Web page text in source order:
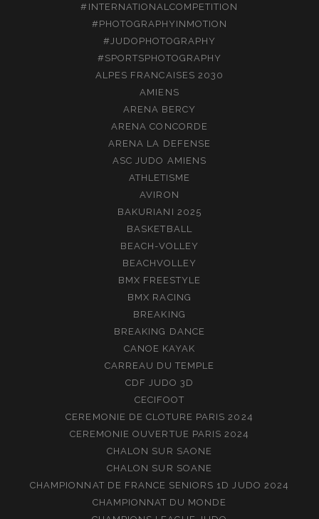
#INTERNATIONALCOMPETITION
#PHOTOGRAPHYINMOTION
#JUDOPHOTOGRAPHY
#SPORTSPHOTOGRAPHY
ALPES FRANCAISES 2030
AMIENS
ARENA BERCY
ARENA CONCORDE
ARENA LA DEFENSE
ASC JUDO AMIENS
ATHLETISME
AVIRON
BAKURIANI 2025
BASKETBALL
BEACH-VOLLEY
BEACHVOLLEY
BMX FREESTYLE
BMX RACING
BREAKING
BREAKING DANCE
CANOE KAYAK
CARREAU DU TEMPLE
CDF JUDO 3D
CECIFOOT
CEREMONIE DE CLOTURE PARIS 2024
CEREMONIE OUVERTUE PARIS 2024
CHALON SUR SAONE
CHALON SUR SOANE
CHAMPIONNAT DE FRANCE SENIORS 1D JUDO 2024
CHAMPIONNAT DU MONDE